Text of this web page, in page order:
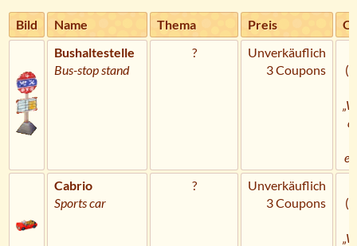
Bild Name Thema Preis
Bushaltestelle
Bus-stop stand
?
Unverkäuflich
3 Coupons
Cabrio
Sports car
?
Unverkäuflich
3 Coupons